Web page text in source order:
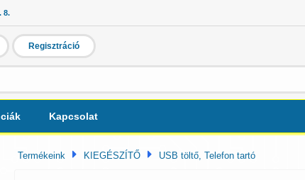
8.
Regisztráció
Kapcsolat
Termékeink KIEGÉSZÍTŐ USB töltő, Telefon tartó